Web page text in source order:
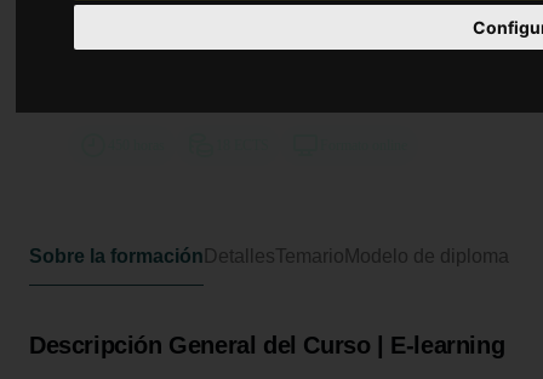
Curso Superior en Coaching
Sobre la formación DetallesTemario Modelo de diploma
Descripción General del Curso | E-learning